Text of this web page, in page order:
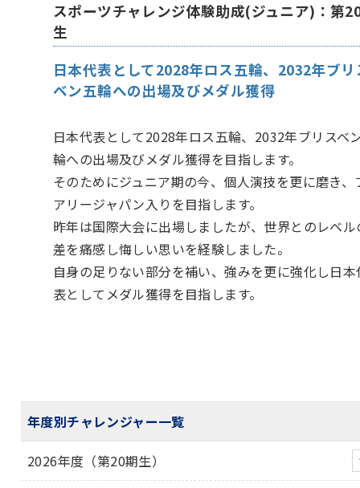
スポーツチャレンジ体験助成(ジュニア)：第
生
日本代表として2028年ロス五輪、2032年ブリ
ベン五輪への出場及びメダル獲得
日本代表として2028年ロス五輪、2032年ブリスベ
輪への出場及びメダル獲得を目指します。
そのためにジュニア期の今、個人演技を更に磨き、
アリージャパン入りを目指します。
昨年は国際大会に出場しましたが、世界とのレベル
差を痛感し悔しい思いを経験しました。
自身の足りない部分を補い、強みを更に強化し日本
表としてメダル獲得を目指します。
年度別チャレンジャー一覧
2026年度（第20期生）